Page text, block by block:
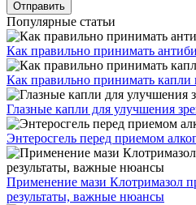
Популярные статьи
Как правильно принимать
Как правильно принимать капли
Глазные капли для улучшения
Энтеросгель перед приемом
Применение мази Клотримазол
результаты, важные нюансы